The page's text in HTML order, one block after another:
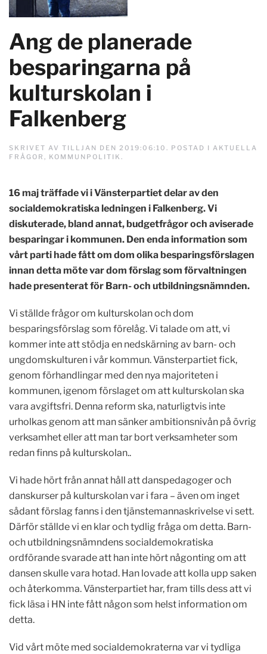
Ang de planerade
besparingarna på
kulturskolan i
Falkenberg
SKRIVET AV TILLJAN DEN 2019:06:10 . POSTAD I AKTUELLA
FRÅGOR , KOMMUNPOLITIK .
16 maj träffade vi i Vänsterpartiet delar av den
socialdemokratiska ledningen i Falkenberg. Vi
diskuterade, bland annat, budgetfrågor och aviserade
besparingar i kommunen. Den enda information som
vårt parti hade fått om dom olika besparingsförslagen
innan detta möte var dom förslag som förvaltningen
hade presenterat för Barn- och utbildningsnämnden.
Vi ställde frågor om kulturskolan och dom
besparingsförslag som förelåg. Vi talade om att, vi
kommer inte att stödja en nedskärning av barn- och
ungdomskulturen i vår kommun. Vänsterpartiet fick,
genom förhandlingar med den nya majoriteten i
kommunen, igenom förslaget om att kulturskolan ska
vara avgiftsfri. Denna reform ska, naturligtvis inte
urholkas genom att man sänker ambitionsnivån på övrig
verksamhet eller att man tar bort verksamheter som
redan finns på kulturskolan..
Vi hade hört från annat håll att danspedagoger och
danskurser på kulturskolan var i fara – även om inget
sådant förslag fanns i den tjänstemannaskrivelse vi sett.
Därför ställde vi en klar och tydlig fråga om detta. Barn-
och utbildningsnämndens socialdemokratiska
ordförande svarade att han inte hört någonting om att
dansen skulle vara hotad. Han lovade att kolla upp saken
och återkomma. Vänsterpartiet har, fram tills dess att vi
fick läsa i HN inte fått någon som helst information om
detta.
Vid vårt möte med socialdemokraterna var vi tydliga